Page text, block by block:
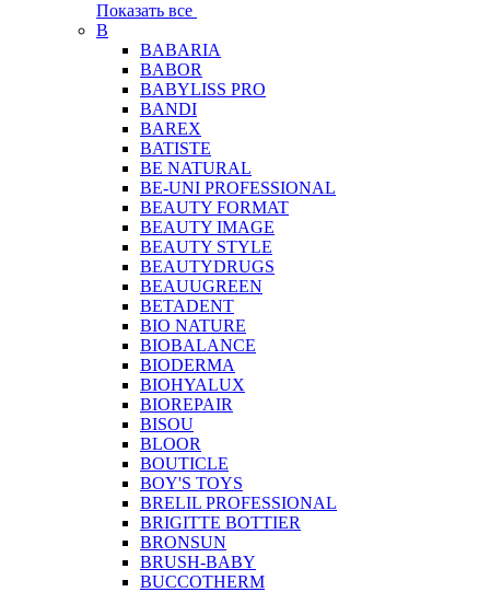
Показать все
B
BABARIA
BABOR
BABYLISS PRO
BANDI
BAREX
BATISTE
BE NATURAL
BE-UNI PROFESSIONAL
BEAUTY FORMAT
BEAUTY IMAGE
BEAUTY STYLE
BEAUTYDRUGS
BEAUUGREEN
BETADENT
BIO NATURE
BIOBALANCE
BIODERMA
BIOHYALUX
BIOREPAIR
BISOU
BLOOR
BOUTICLE
BOY'S TOYS
BRELIL PROFESSIONAL
BRIGITTE BOTTIER
BRONSUN
BRUSH-BABY
BUCCOTHERM